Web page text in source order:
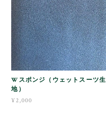
Wスポンジ（ウェットスーツ生
地）
¥2,000